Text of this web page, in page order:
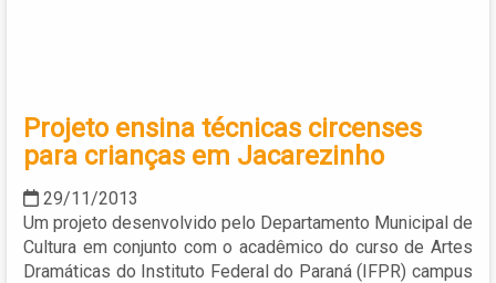
Projeto ensina técnicas circenses
para crianças em Jacarezinho
29/11/2013
Um projeto desenvolvido pelo Departamento Municipal de
Cultura em conjunto com o acadêmico do curso de Artes
Dramáticas do Instituto Federal do Paraná (IFPR) campus